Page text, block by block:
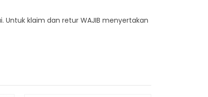
Untuk klaim dan retur WAJIB menyertakan